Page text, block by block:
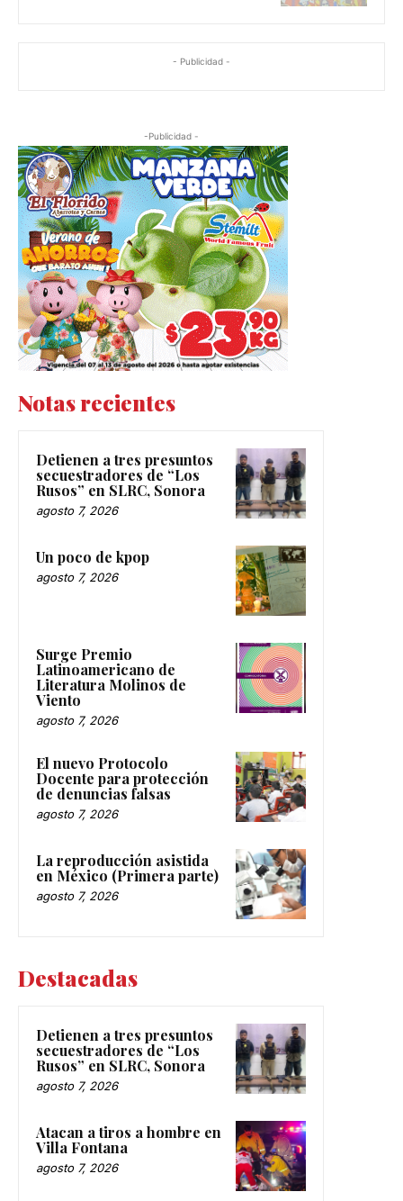
- Publicidad -
-Publicidad -
Notas recientes
Detienen a tres presuntos
secuestradores de “Los
Rusos” en SLRC, Sonora
agosto 7, 2026
Un poco de kpop
agosto 7, 2026
Surge Premio
Latinoamericano de
Literatura Molinos de
Viento
agosto 7, 2026
El nuevo Protocolo
Docente para protección
de denuncias falsas
agosto 7, 2026
La reproducción asistida
en México (Primera parte)
agosto 7, 2026
Destacadas
Detienen a tres presuntos
secuestradores de “Los
Rusos” en SLRC, Sonora
agosto 7, 2026
Atacan a tiros a hombre en
Villa Fontana
agosto 7, 2026